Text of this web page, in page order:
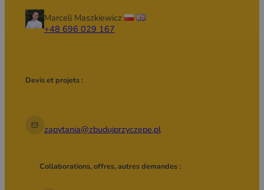
Marceli Maszkiewicz
+48 696 029 167
Devis et projets :
zapytania@zbudujprzyczepe.pl
Collaborations, offres, autres demandes :